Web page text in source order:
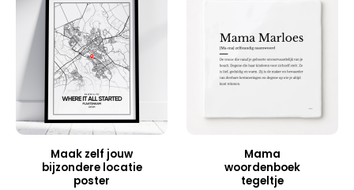
Maak zelf jouw
bijzondere locatie
poster
Mama
woordenboek
tegeltje